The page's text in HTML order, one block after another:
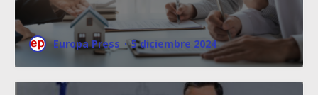
Europa Press · 5 diciembre 2024